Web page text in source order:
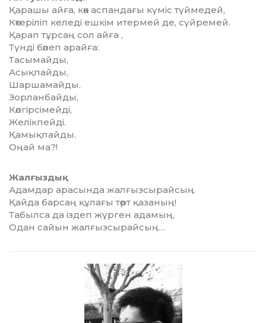
Қарашы айға, көк аспандағы күміс түймедей,
Көтеріліп келеді ешкім итермей де, сүйремей.
Қарап тұрсаң сол айға ,
Түнді бөлеп арайға:
Тасымайды,
Асықпайды,
Шаршамайды.
Зорланбайды,
Көлгірсімейді,
Желікпейді.
Қамықпайды.
Оңай ма?!
Жалғыздық
Адамдар арасында жалғызсырайсың.
Қайда барсаң құлағы төрт қазаның!
Табылса да іздеп жүрген адамың,
Одан сайын жалғызсырайсың…